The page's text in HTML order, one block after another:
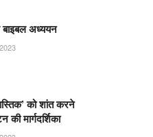
बाइबल अध्ययन
को शांत करने
मार्गदर्शिका